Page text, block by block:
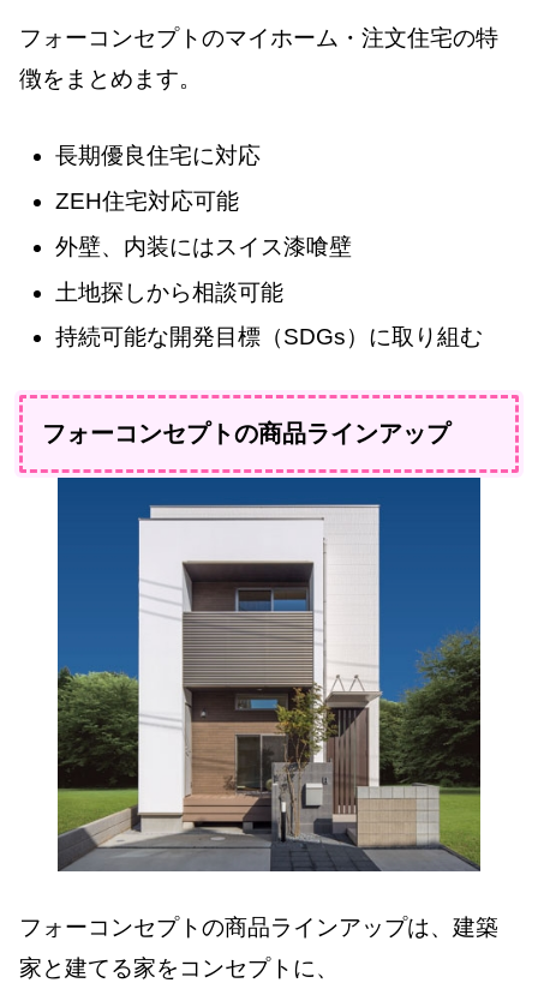
フォーコンセプトのマイホーム・注文住宅の特
徴をまとめます。
長期優良住宅に対応
ZEH住宅対応可能
外壁、内装にはスイス漆喰壁
土地探しから相談可能
持続可能な開発目標（SDGs）に取り組む
フォーコンセプトの商品ラインアップ
フォーコンセプトの商品ラインアップは、建築
家と建てる家をコンセプトに、